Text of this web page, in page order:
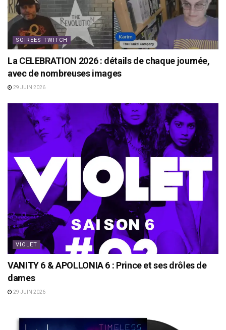
SOIRÉES TWITCH
La CELEBRATION 2026 : détails de chaque journée,
avec de nombreuses images
29 JUIN 2026
VIOLET
VANITY 6 & APOLLONIA 6 : Prince et ses drôles de
dames
29 JUIN 2026